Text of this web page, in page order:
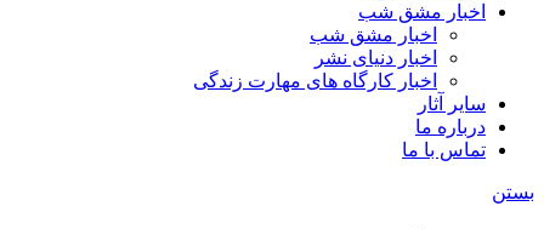
اخبار مشق شب
اخبار مشق شب
اخبار دنیای نشر
اخبار کارگاه های مهارت زندگی
سایر آثار
درباره ما
تماس با ما
بستن